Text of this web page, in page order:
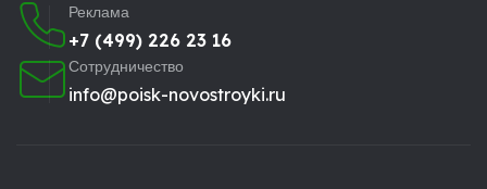
Реклама
+7 (499) 226 23 16
Сотрудничество
info@poisk-novostroyki.ru